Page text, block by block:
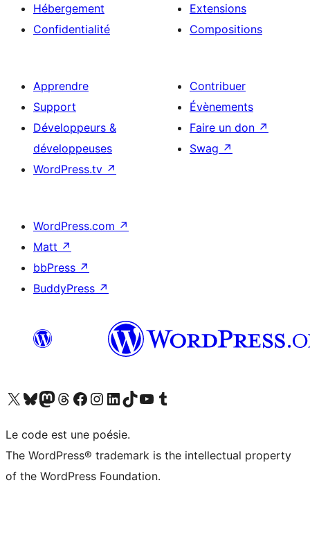
Hébergement
Confidentialité
Extensions
Compositions
Apprendre
Support
Développeurs &
développeuses
WordPress.tv ↗
Contribuer
Évènements
Faire un don ↗
Swag ↗
WordPress.com ↗
Matt ↗
bbPress ↗
BuddyPress ↗
Visitez notre compte X (précédemment Twitter)
Visiter notre compte Bluesky
Visiter notre compte Mastodon
Visiter notre compte Threads
Consulter notre compte Facebook
Consulter notre compte Instagram
Consulter notre compte LinkedIn
Visiter notre compte TokTok
Visiter notre chaîne YouTube
Visiter notre compte Tumblr
Le code est une poésie.
The WordPress® trademark is the intellectual property
of the WordPress Foundation.